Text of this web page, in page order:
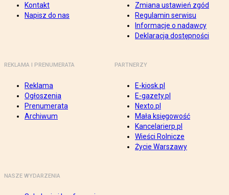
Kontakt
Napisz do nas
Zmiana ustawień zgód
Regulamin serwisu
Informacje o nadawcy
Deklaracja dostępności
REKLAMA I PRENUMERATA
Reklama
Ogłoszenia
Prenumerata
Archiwum
PARTNERZY
E-kiosk.pl
E-gazety.pl
Nexto.pl
Mała księgowość
Kancelarierp.pl
Wieści Rolnicze
Życie Warszawy
NASZE WYDARZENIA